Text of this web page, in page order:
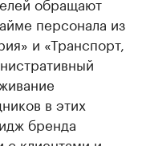
персонала из
и «Транспорт,
в этих
бренда